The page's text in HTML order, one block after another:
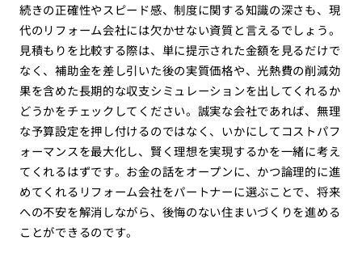
続きの正確性やスピード感、制度に関する知識の深さも、現
代のリフォーム会社には欠かせない資質と言えるでしょう。
見積もりを比較する際は、単に提示された金額を見るだけで
なく、補助金を差し引いた後の実質価格や、光熱費の削減効
果を含めた長期的な収支シミュレーションを出してくれるか
どうかをチェックしてください。誠実な会社であれば、無理
な予算設定を押し付けるのではなく、いかにしてコストパフ
ォーマンスを最大化し、賢く理想を実現するかを一緒に考え
てくれるはずです。お金の話をオープンに、かつ論理的に進
めてくれるリフォーム会社をパートナーに選ぶことで、将来
への不安を解消しながら、後悔のない住まいづくりを進める
ことができるのです。